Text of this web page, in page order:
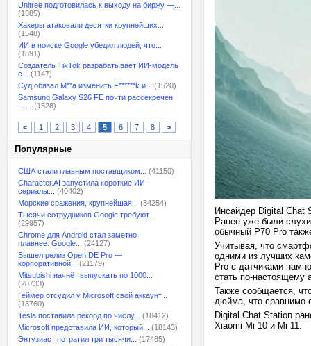
Unitree подготовилась к выходу на биржу —...
(1385)
Хакеры атаковали десятки крупнейших...
(1548)
ИИ в поиске Google убедил людей, что...
(1891)
Создатель TikTok разрабатывает ИИ-модель
с...
(1147)
Суд обязал M**a изменить F******k и...
(1520)
Samsung Galaxy S26 FE почти рассекречен
—...
(1528)
< 1 2 3 4 5 6 7 8 >
Популярные
США стали главным поставщиком...
(41150)
Character.AI запустила короткие ИИ-
сериалы...
(40402)
Морские сражения, крупнейшая...
(34254)
Тысячи сотрудников Google требуют...
(29957)
Chrome для Android стал заметно
плавнее: Google...
(24127)
Вышел релиз OpenIDE Pro —
корпоративной...
(21179)
Mitsubishi начнёт выпускать по 1000...
(20733)
Геймер отсудил у Microsoft свой аккаунт...
(18760)
Tesla поставила рекорд по числу...
(18412)
Microsoft представила ИИ, который...
(18143)
Энтузиаст потратил три тысячи...
(17485)
Инсайдер Digital Chat
Ранее уже были
обычный P70 Pro
Учитывая, что
одними из лучших
Pro с датчиками
стать по-
Также сообщается,
дюйма, что сравнимо
Digital Chat Station
Xiaomi Mi 10 и Mi 11.